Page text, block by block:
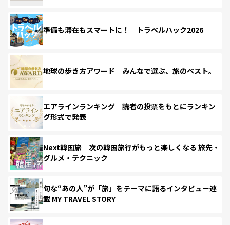
準備も滞在もスマートに！ トラベルハック2026
地球の歩き方アワード みんなで選ぶ、旅のベスト。
エアラインランキング 読者の投票をもとにランキン
グ形式で発表
Next韓国旅 次の韓国旅行がもっと楽しくなる 旅先・
グルメ・テクニック
旬な“あの人”が「旅」をテーマに語るインタビュー連
載 MY TRAVEL STORY